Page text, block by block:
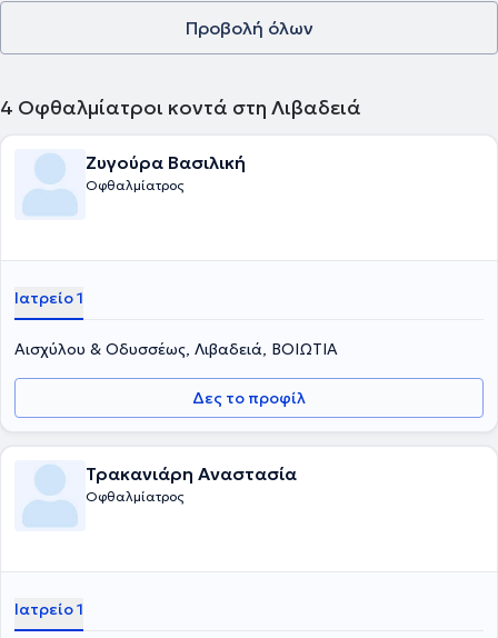
πολυάριθμες δημοσιεύσεις σε ιατρικά περιοδικά καθώς και
posters και ομιλίες σε ελληνικά και διεθνή συνέδρια.
Προβολή όλων
4 Οφθαλμίατροι κοντά στη Λιβαδειά
Ζυγούρα Βασιλική
Οφθαλμίατρος
Ιατρείο 1
Αισχύλου & Οδυσσέως, Λιβαδειά, ΒΟΙΩΤΙΑ
Δες το προφίλ
Τρακανιάρη Αναστασία
Οφθαλμίατρος
Ιατρείο 1